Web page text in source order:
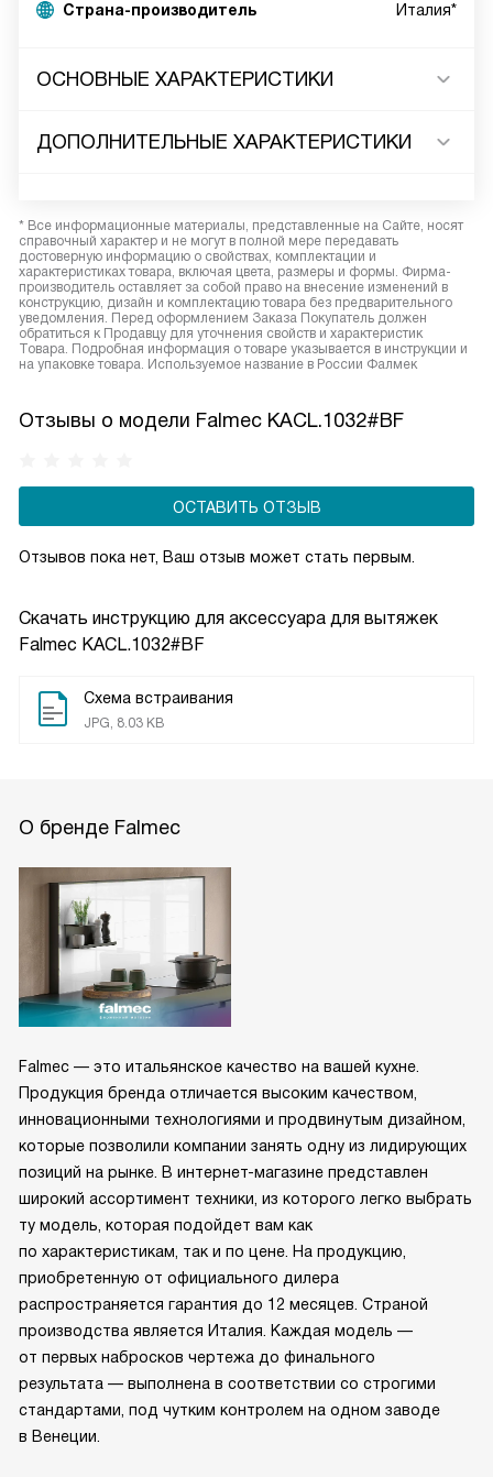
Скачать инструкцию для аксессуара для вытяжек
Falmec KACL.1032#BF
Схема встраивания
JPG, 8.03 KB
Страна-производитель Италия*
ОСНОВНЫЕ ХАРАКТЕРИСТИКИ
ДОПОЛНИТЕЛЬНЫЕ ХАРАКТЕРИСТИКИ
* Все информационные материалы, представленные на Сайте, носят
справочный характер и не могут в полной мере передавать
достоверную информацию о свойствах, комплектации и
характеристиках товара, включая цвета, размеры и формы. Фирма-
производитель оставляет за собой право на внесение изменений в
конструкцию, дизайн и комплектацию товара без предварительного
уведомления. Перед оформлением Заказа Покупатель должен
обратиться к Продавцу для уточнения свойств и характеристик
Товара. Подробная информация о товаре указывается в инструкции и
на упаковке товара. Используемое название в России Фалмек
Отзывы о модели Falmec KACL.1032#BF
ОСТАВИТЬ ОТЗЫВ
Отзывов пока нет, Ваш отзыв может стать первым.
О бренде Falmec
Falmec — это итальянское качество на вашей кухне.
Продукция бренда отличается высоким качеством,
инновационными технологиями и продвинутым дизайном,
которые позволили компании занять одну из лидирующих
позиций на рынке. В интернет-магазине представлен
широкий ассортимент техники, из которого легко выбрать
ту модель, которая подойдет вам как
по характеристикам, так и по цене. На продукцию,
приобретенную от официального дилера
распространяется гарантия до 12 месяцев. Страной
производства является Италия. Каждая модель —
от первых набросков чертежа до финального
результата — выполнена в соответствии со строгими
стандартами, под чутким контролем на одном заводе
в Венеции.